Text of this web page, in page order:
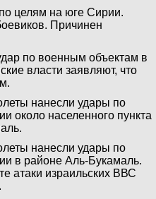
целям на юге Сирии.
Причинен
по военным объектам в
власти заявляют, что
нанесли удары по
около населенного пункта
нанесли удары по
в районе Аль-Букамаль.
атаки израильских ВВС